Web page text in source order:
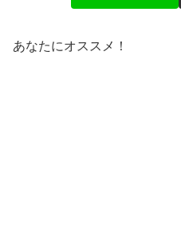
あなたにオススメ！